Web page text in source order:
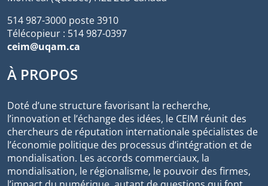
514 987-3000 poste 3910
Télécopieur : 514 987-0397
ceim@uqam.ca
À PROPOS
Doté d’une structure favorisant la recherche,
l’innovation et l’échange des idées, le CEIM réunit des
chercheurs de réputation internationale spécialistes de
l’économie politique des processus d’intégration et de
mondialisation. Les accords commerciaux, la
mondialisation, le régionalisme, le pouvoir des firmes,